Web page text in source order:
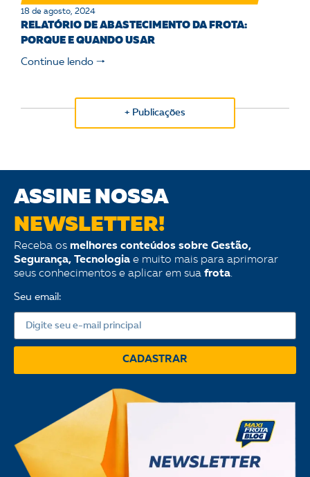
18 de agosto, 2024
RELATÓRIO DE ABASTECIMENTO DA FROTA:
PORQUE E QUANDO USAR
Continue lendo 🠒
+ Publicações
ASSINE NOSSA
NEWSLETTER!
Receba os melhores conteúdos sobre Gestão,
Segurança, Tecnologia e muito mais para aprimorar
seus conhecimentos e aplicar em sua frota.
Seu email:
CADASTRAR